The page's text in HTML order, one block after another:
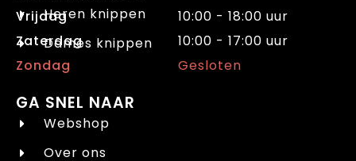
Vrijdag
10:00 - 18:00 uur
Zaterdag
10:00 - 17:00 uur
Zondag
Gesloten
Heren knippen
Dames knippen
GA SNEL NAAR
Webshop
Over ons